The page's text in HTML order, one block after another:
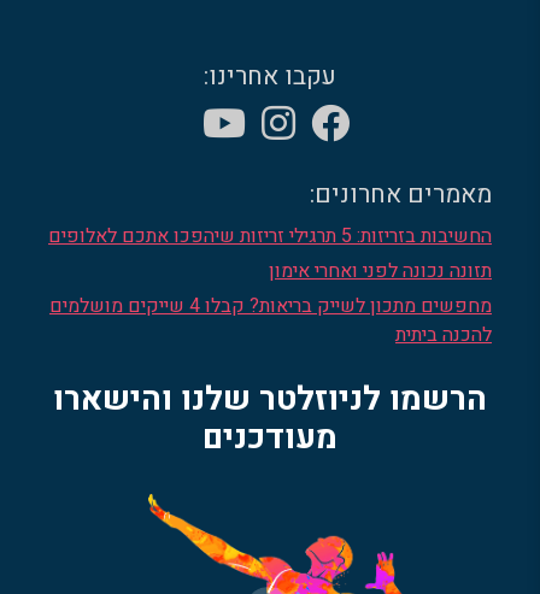
עקבו אחרינו:
מאמרים אחרונים:
החשיבות בזריזות: 5 תרגילי זריזות שיהפכו אתכם לאלופים
תזונה נכונה לפני ואחרי אימון
מחפשים מתכון לשייק בריאות? קבלו 4 שייקים מושלמים
להכנה ביתית
הרשמו לניוזלטר שלנו והישארו
מעודכנים